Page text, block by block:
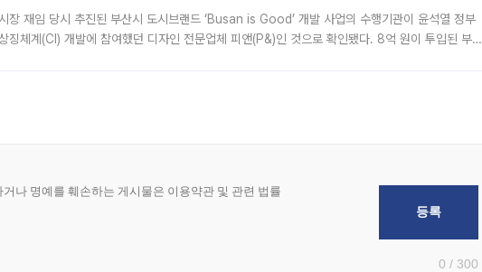
장 재임 당시 추진된 부산시 도시브랜드 ‘Busan is Good’ 개발 사업의 수행기관이 윤석열 정부
징체계(CI) 개발에 참여했던 디자인 전문업체 피앤(P&)인 것으로 확인됐다. 8억 원이 투입된 부산
0 / 300